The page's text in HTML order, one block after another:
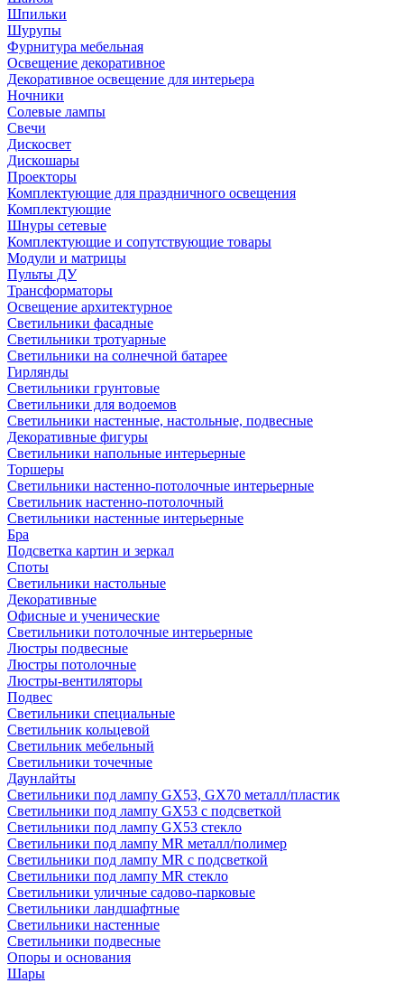
Шпильки
Шурупы
Фурнитура мебельная
Освещение декоративное
Декоративное освещение для интерьера
Ночники
Солевые лампы
Свечи
Дискосвет
Дискошары
Проекторы
Комплектующие для праздничного освещения
Комплектующие
Шнуры сетевые
Комплектующие и сопутствующие товары
Модули и матрицы
Пульты ДУ
Трансформаторы
Освещение архитектурное
Светильники фасадные
Светильники тротуарные
Светильники на солнечной батарее
Гирлянды
Светильники грунтовые
Светильники для водоемов
Светильники настенные, настольные, подвесные
Декоративные фигуры
Светильники напольные интерьерные
Торшеры
Светильники настенно-потолочные интерьерные
Светильник настенно-потолочный
Светильники настенные интерьерные
Бра
Подсветка картин и зеркал
Споты
Светильники настольные
Декоративные
Офисные и ученические
Светильники потолочные интерьерные
Люстры подвесные
Люстры потолочные
Люстры-вентиляторы
Подвес
Светильники специальные
Светильник кольцевой
Светильник мебельный
Светильники точечные
Даунлайты
Светильники под лампу GX53, GX70 металл/пластик
Светильники под лампу GX53 с подсветкой
Светильники под лампу GX53 стекло
Светильники под лампу MR металл/полимер
Светильники под лампу MR с подсветкой
Светильники под лампу MR стекло
Светильники уличные садово-парковые
Светильники ландшафтные
Светильники настенные
Светильники подвесные
Опоры и основания
Шары